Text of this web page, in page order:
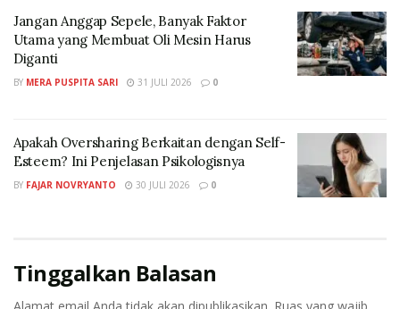
kemudian diberi nomor,” kata Yven pada awak media.
Loker khusus tempat penyimpanan tumbler milik
penonton juga telah tersedia.
diberikan nomor sesuai loker penyimpanan supaya
tidak tertukar.
Cinema XXI Berkomitmen Melanjutkan Kelestarian
untuk terus melanjutkan kelestarian lingkungan pakai
berbagai cara.
Jangan Anggap Sepele, Banyak Faktor
Utama yang Membuat Oli Mesin Harus
Diganti
BY MERA PUSPITA SARI 31 JULI 2026 0
Apakah Oversharing Berkaitan dengan Self-
Esteem? Ini Penjelasan Psikologisnya
BY FAJAR NOVRYANTO 30 JULI 2026 0
Tinggalkan Balasan
Alamat email Anda tidak akan dipublikasikan. Ruas yang wajib